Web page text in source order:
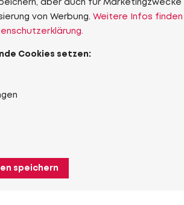
aber auch für Marketingzwecke
von Werbung. Weitere Infos finden
Cookies setzen:
speichern